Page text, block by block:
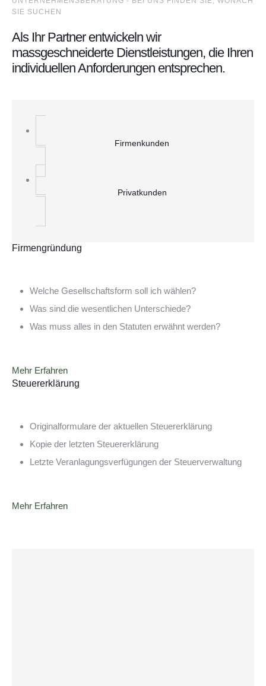
SIE SUCHEN
Als Ihr Partner entwickeln wir
massgeschneiderte Dienstleistungen, die Ihren
individuellen Anforderungen entsprechen.
Firmenkunden
Privatkunden
Firmengründung
Welche Gesellschaftsform soll ich wählen?
Was sind die wesentlichen Unterschiede?
Was muss alles in den Statuten erwähnt werden?
Mehr Erfahren
Steuererklärung
Originalformulare der aktuellen Steuererklärung
Kopie der letzten Steuererklärung
Letzte Veranlagungsverfügungen der Steuerverwaltung
Mehr Erfahren